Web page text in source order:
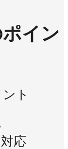
イン
ト
応